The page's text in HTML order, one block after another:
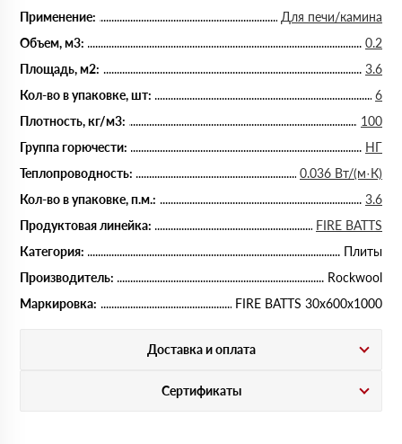
Применение:
Для печи/камина
Объем, м3:
0.2
Площадь, м2:
3.6
Кол-во в упаковке, шт:
6
Плотность, кг/м3:
100
Группа горючести:
НГ
Теплопроводность:
0.036 Вт/(м·К)
Кол-во в упаковке, п.м.:
3.6
Продуктовая линейка:
FIRE BATTS
Категория:
Плиты
Производитель:
Rockwool
Маркировка:
FIRE BATTS 30х600х1000
Доставка и оплата
Сертификаты